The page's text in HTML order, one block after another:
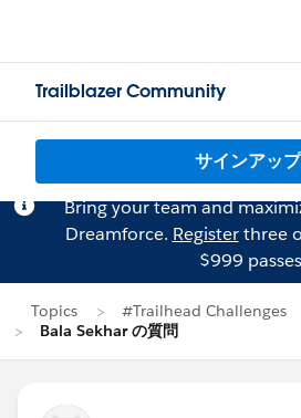
Trailblazer Community
サインアップ
Bring your team and
Dreamforce. Registerthree
$999
Topics
#Trailhead Challenges
Bala Sekhar の質問